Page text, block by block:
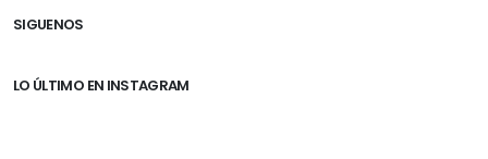
SIGUENOS
LO ÚLTIMO EN INSTAGRAM